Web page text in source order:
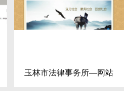
玉林市法律事务所—网站